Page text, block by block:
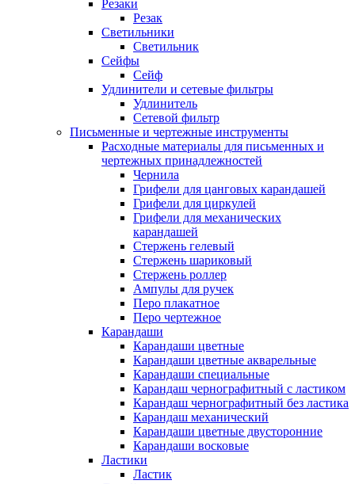
Резаки
Резак
Светильники
Светильник
Сейфы
Сейф
Удлинители и сетевые фильтры
Удлинитель
Сетевой фильтр
Письменные и чертежные инструменты
Расходные материалы для письменных и
чертежных принадлежностей
Чернила
Грифели для цанговых карандашей
Грифели для циркулей
Грифели для механических
карандашей
Стержень гелевый
Стержень шариковый
Стержень роллер
Ампулы для ручек
Перо плакатное
Перо чертежное
Карандаши
Карандаши цветные
Карандаши цветные акварельные
Карандаши специальные
Карандаш чернографитный с ластиком
Карандаш чернографитный без ластика
Карандаш механический
Карандаши цветные двусторонние
Карандаши восковые
Ластики
Ластик